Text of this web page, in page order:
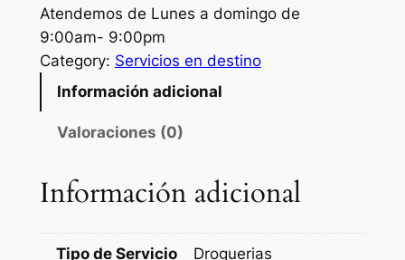
Atendemos de Lunes a domingo de
9:00am- 9:00pm
Category: Servicios en destino
Información adicional
Valoraciones (0)
Información adicional
Tipo de Servicio Droguerias